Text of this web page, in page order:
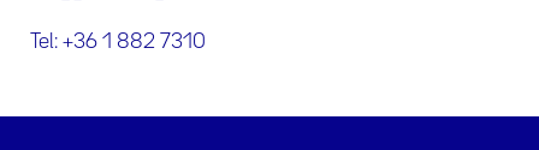
Tel: +36 1 882 7310